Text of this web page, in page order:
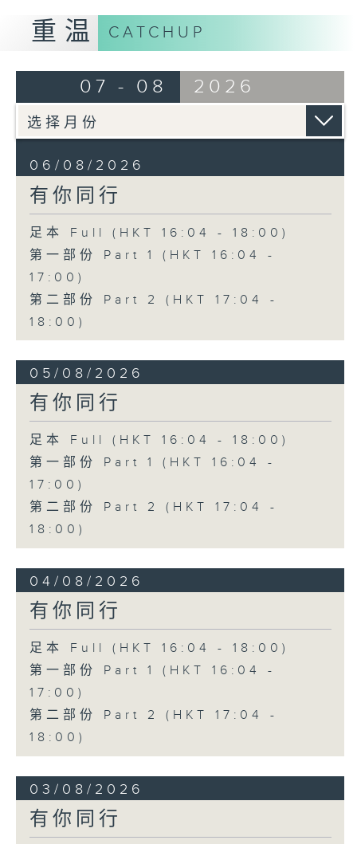
重温 CATCHUP
07 - 08 2026
06/08/2026
有你同行
足本 Full (HKT 16:04 - 18:00)
第一部份 Part 1 (HKT 16:04 -
17:00)
第二部份 Part 2 (HKT 17:04 -
18:00)
05/08/2026
有你同行
足本 Full (HKT 16:04 - 18:00)
第一部份 Part 1 (HKT 16:04 -
17:00)
第二部份 Part 2 (HKT 17:04 -
18:00)
04/08/2026
有你同行
足本 Full (HKT 16:04 - 18:00)
第一部份 Part 1 (HKT 16:04 -
17:00)
第二部份 Part 2 (HKT 17:04 -
18:00)
03/08/2026
有你同行